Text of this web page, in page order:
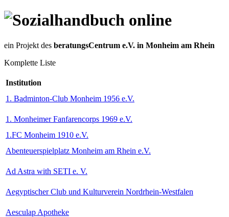
ein Projekt des beratungsCentrum e.V. in Monheim am Rhein
Komplette Liste
Institution
1. Badminton-Club Monheim 1956 e.V.
1. Monheimer Fanfarencorps 1969 e.V.
1.FC Monheim 1910 e.V.
Abenteuerspielplatz Monheim am Rhein e.V.
Ad Astra with SETI e. V.
Aegyptischer Club und Kulturverein Nordrhein-Westfalen
Aesculap Apotheke